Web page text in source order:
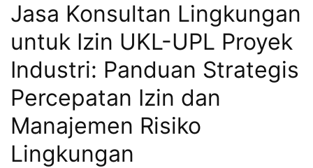
Jasa Konsultan Lingkungan
untuk Izin UKL-UPL Proyek
Industri: Panduan Strategis
Percepatan Izin dan
Manajemen Risiko
Lingkungan